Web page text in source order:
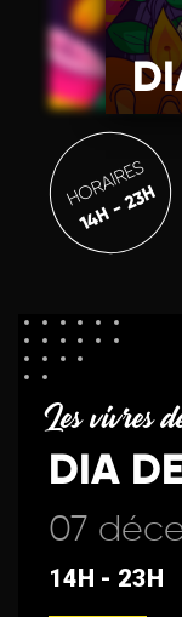
HORAIRES
14H - 23H
Les vivres
DIA
07
14H - 23H